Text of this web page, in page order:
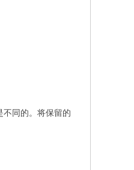
不同的。将保留的